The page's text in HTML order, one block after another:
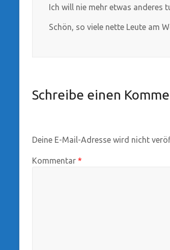
Ich will nie mehr etwas anderes
Schön, so viele nette Leute am
Schreibe einen
Deine E-Mail-Adresse wird nicht
Kommentar *